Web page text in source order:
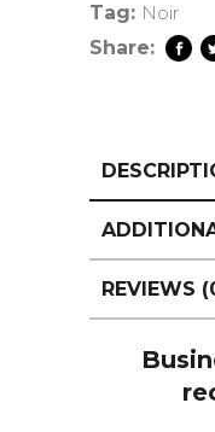
Tag: Noir
Share:
REVIEWS